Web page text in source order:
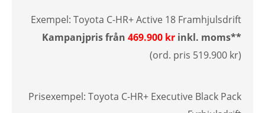
Exempel: Toyota C-HR+ Active 18 Framhjulsdrift
Kampanjpris från 469.900 kr inkl. moms**
(ord. pris 519.900 kr)
Prisexempel: Toyota C-HR+ Executive Black Pack